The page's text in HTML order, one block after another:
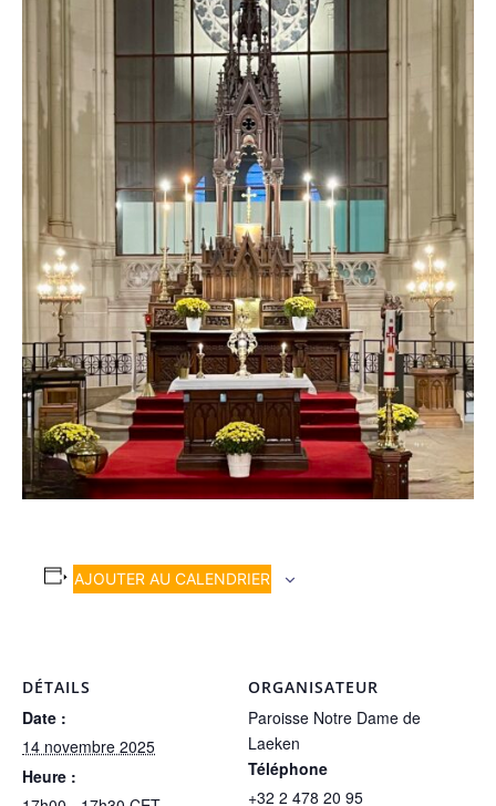
AJOUTER AU CALENDRIER
DÉTAILS
Date :
14 novembre 2025
Heure :
ORGANISATEUR
Paroisse Notre Dame de
Laeken
Téléphone
+32 2 478 20 95